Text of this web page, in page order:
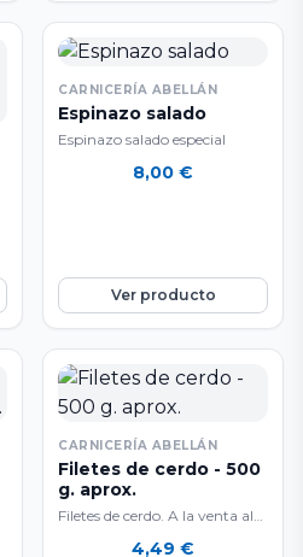
CARNICERÍA ABELLÁN
Espinazo salado
Espinazo salado especial
8,00 €
Ver producto
CARNICERÍA ABELLÁN
Filetes de cerdo - 500
g. aprox.
Filetes de cerdo. A la venta al
4,49 €